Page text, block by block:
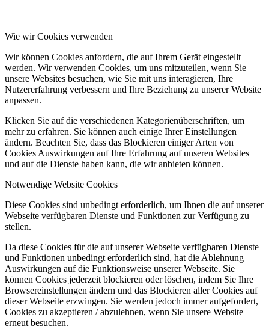
Wie wir Cookies verwenden
Wir können Cookies anfordern, die auf Ihrem Gerät eingestellt
werden. Wir verwenden Cookies, um uns mitzuteilen, wenn Sie
unsere Websites besuchen, wie Sie mit uns interagieren, Ihre
Nutzererfahrung verbessern und Ihre Beziehung zu unserer Website
anpassen.
Klicken Sie auf die verschiedenen Kategorienüberschriften, um
mehr zu erfahren. Sie können auch einige Ihrer Einstellungen
ändern. Beachten Sie, dass das Blockieren einiger Arten von
Cookies Auswirkungen auf Ihre Erfahrung auf unseren Websites
und auf die Dienste haben kann, die wir anbieten können.
Notwendige Website Cookies
Diese Cookies sind unbedingt erforderlich, um Ihnen die auf unserer
Webseite verfügbaren Dienste und Funktionen zur Verfügung zu
stellen.
Da diese Cookies für die auf unserer Webseite verfügbaren Dienste
und Funktionen unbedingt erforderlich sind, hat die Ablehnung
Auswirkungen auf die Funktionsweise unserer Webseite. Sie
können Cookies jederzeit blockieren oder löschen, indem Sie Ihre
Browsereinstellungen ändern und das Blockieren aller Cookies auf
dieser Webseite erzwingen. Sie werden jedoch immer aufgefordert,
Cookies zu akzeptieren / abzulehnen, wenn Sie unsere Website
erneut besuchen.